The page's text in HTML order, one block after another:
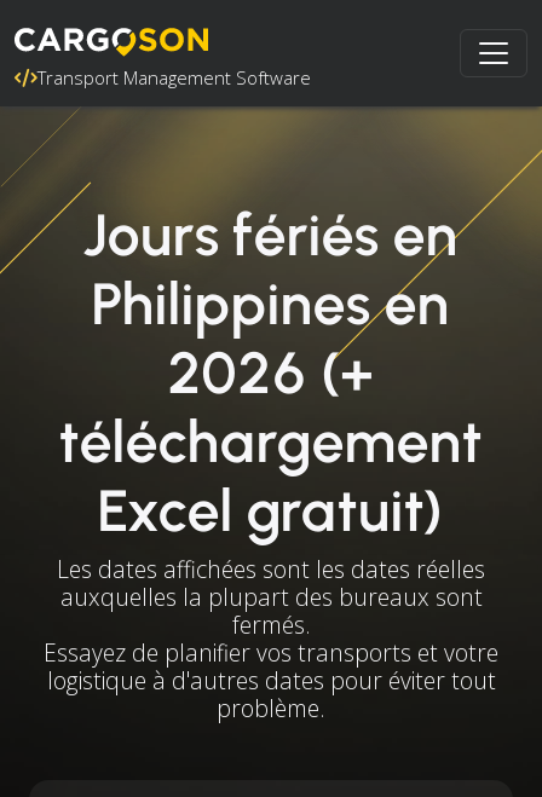
Transport Management Software
Jours fériés en
Philippines en
2026 (+
téléchargement
Excel gratuit)
Les dates affichées sont les dates réelles
auxquelles la plupart des bureaux sont
fermés.
Essayez de planifier vos transports et votre
logistique à d'autres dates pour éviter tout
problème.